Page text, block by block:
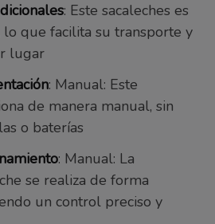
: Este sacaleches es
que facilita su transporte y
lugar
: Manual: Este
de manera manual, sin
o baterías
: Manual: La
se realiza de forma
un control preciso y